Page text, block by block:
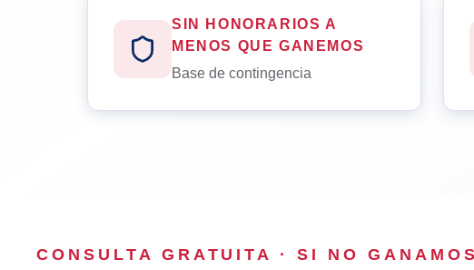
SIN HONORARIOS A
MENOS QUE GANEMOS
Base de contingencia
CONSULTA GRATUITA · SI NO